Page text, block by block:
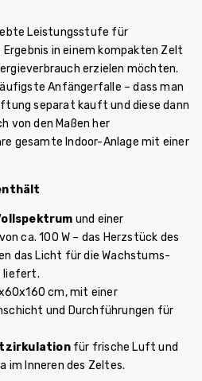
Leistungsstufe für
Ergebnis in einem kompakten Zelt
erzielen möchten.
Anfängerfalle – dass man
separat kauft und diese dann
von den Maßen her
gesamte Indoor-Anlage mit einer
und einer
ca. 100 W – das Herzstück des
das Licht für die Wachstums-
liefert.
cm, mit einer
und Durchführungen für
für frische Luft und
im Inneren des Zeltes.